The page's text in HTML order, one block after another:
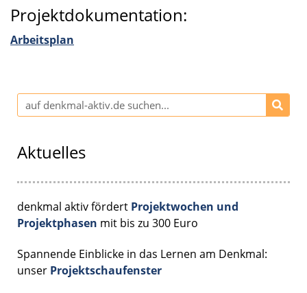
Projektdokumentation:
Arbeits­plan
Aktuelles
denkmal aktiv fördert Projektwochen und
Projektphasen mit bis zu 300 Euro
Spannende Einblicke in das Lernen am Denkmal:
unser Projektschaufenster